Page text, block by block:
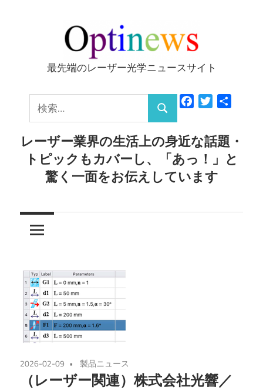
ッ
Optinews
最先端のレーザー光学ニュースサイト
索:
検
索
FacebookTwitter
レーザー業界の生活上の身近な話題・
トピックもカバーし、「あっ！」と
驚く一面をお伝えしています
2026-02-09 製品ニュース
（レーザー関連）株式会社光響／